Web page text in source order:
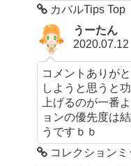
カバルTips Top
うーたん
2020.07.12
コメントありが
しようと思うと
上げるのが一番
ョンの優先度は
うですｂｂ
コレクションミ